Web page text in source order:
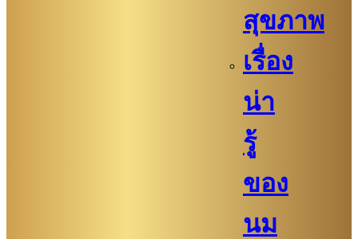
สุขภาพ
เรื่อง
น่า
รู้
ของ
นม